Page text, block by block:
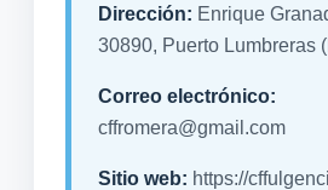
Dirección: Enrique
30890, Puerto Lumbreras
Correo electrónico:
cffromera@gmail.com
Sitio web: https://